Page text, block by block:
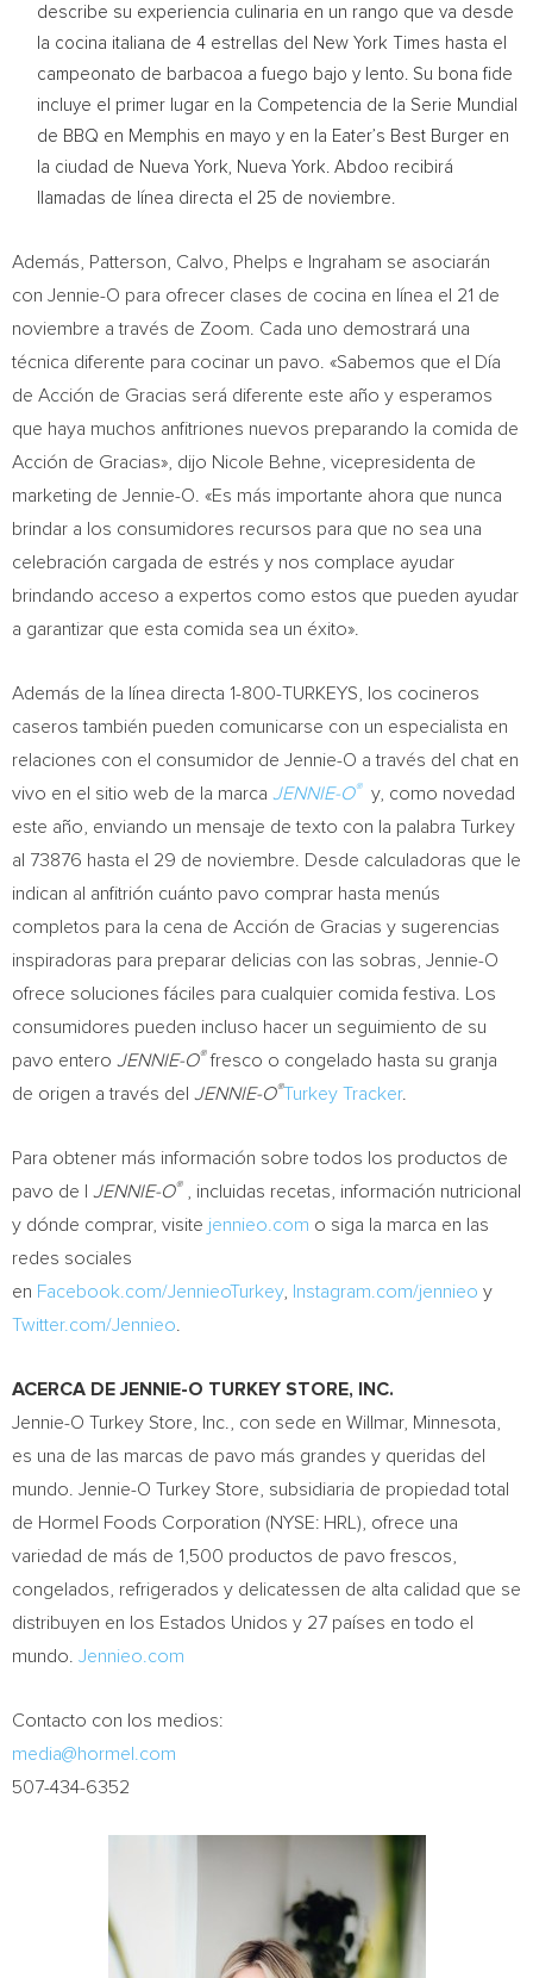
describe su experiencia culinaria en un rango que va desde
la cocina italiana de 4 estrellas del
New York Times hasta el
campeonato de barbacoa a fuego bajo y lento. Su bona fide
incluye el primer lugar en la Competencia de la Serie Mundial
de BBQ en Memphis en mayo y en la Eater’s Best Burger en
la ciudad de Nueva York, Nueva York. Abdoo recibirá
llamadas de línea directa el 25 de noviembre.
Además, Patterson, Calvo, Phelps e Ingraham se asociarán
con Jennie-O para ofrecer clases de cocina en línea el 21 de
noviembre a través de Zoom. Cada uno demostrará una
técnica diferente para cocinar un pavo. «Sabemos que el Día
de Acción de Gracias será diferente este año y esperamos
que haya muchos anfitriones nuevos preparando la comida de
Acción de Gracias», dijo Nicole Behne , vicepresidenta de
marketing de Jennie-O. «Es más importante ahora que nunca
brindar a los consumidores recursos para que no sea una
celebración cargada de estrés y nos complace ayudar
brindando acceso a expertos como estos que pueden ayudar
a garantizar que esta comida sea un éxito».
Además de la línea directa 1-800-TURKEYS, los cocineros
caseros también pueden comunicarse con un especialista en
relaciones con el consumidor de Jennie-O a través del chat en
vivo en el sitio web de la marca JENNIE-O®
y, como novedad
este año, enviando un mensaje de texto con la palabra Turkey
al 73876 hasta el 29 de noviembre. Desde calculadoras que le
indican al anfitrión cuánto pavo comprar hasta menús
completos para la cena de Acción de Gracias y sugerencias
inspiradoras para preparar delicias con las sobras, Jennie-O
ofrece soluciones fáciles para cualquier comida festiva. Los
consumidores pueden incluso hacer un seguimiento de su
pavo entero JENNIE-O®fresco o congelado hasta su granja
de origen a través del JENNIE-O®Turkey Tracker.
Para obtener más información sobre todos los productos de
pavo de l JENNIE-O®, incluidas recetas, información nutricional
y dónde comprar, visite jennieo.com o siga la marca en las
redes sociales
en Facebook.com/JennieoTurkey, Instagram.com/jennieo y
Twitter.com/Jennieo
ACERCA DE JENNIE-O TURKEY STORE, INC.
Jennie-O Turkey Store, Inc., con sede en Willmar, Minnesota
es una de las marcas de pavo más grandes y queridas del
mundo. Jennie-O Turkey Store, subsidiaria de propiedad total
de Hormel Foods Corporation (NYSE: HRL), ofrece una
variedad de más de 1,500 productos de pavo frescos,
congelados, refrigerados y delicatessen de alta calidad que se
distribuyen en los Estados Unidos y 27 países en todo el
mundo. Jennieo.com
Contacto con los medios:
media@hormel.com
507-434-6352